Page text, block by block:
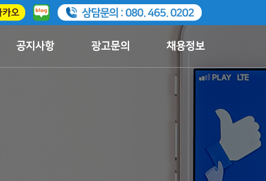
공지사항 광고문의 채용정보